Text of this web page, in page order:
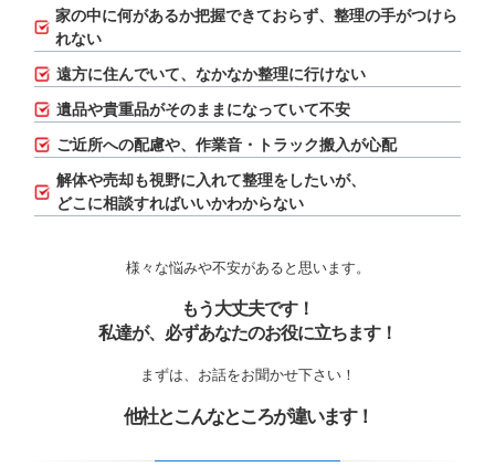
家の中に何があるか把握できておらず、 整理の手がつけら
れない
遠方に住んでいて、なかなか整理に行けない
遺品や貴重品がそのままになっていて不安
ご近所への配慮や、作業音・トラック搬入が心配
解体や売却も視野に入れて整理をしたいが、
どこに相談すればいいかわからない
様々な悩みや不安があると思います。
もう大丈夫です！
私達が、必ずあなたのお役に立ちます！
まずは、お話をお聞かせ下さい！
他社とこんなところが違います！